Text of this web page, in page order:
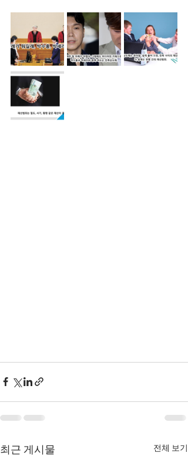
최근 게시물 전체 보기